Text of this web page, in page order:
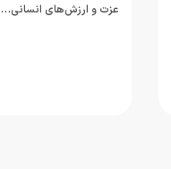
عزت و ارزش‌های انسانی…